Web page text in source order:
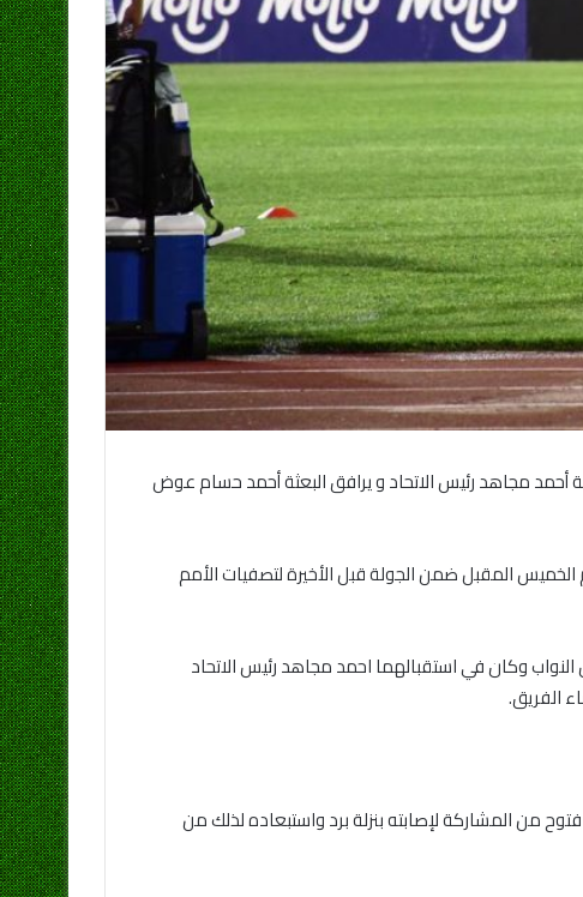
أحمد مجاهد رئيس الاتحاد و يرافق البعثة أحمد حسام عوض
الخميس المقبل ضمن الجولة قبل الأخيرة لتصفيات الأمم
وكان في استقبالهما احمد مجاهد رئيس الاتحاد
الفريق.
من المشاركة لإصابته بنزلة برد واستبعاده لذلك من